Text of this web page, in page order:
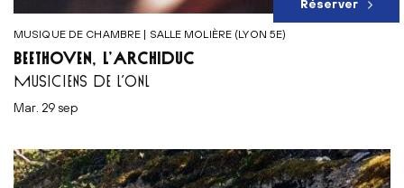
MUSIQUE DE CHAMBRE | SALLE MOLIÈRE (LYON 5E)
BEETHOVEN, L’ARCHIDUC
MUSICIENS DE L’ONL
mar. 29 sep
Réserver